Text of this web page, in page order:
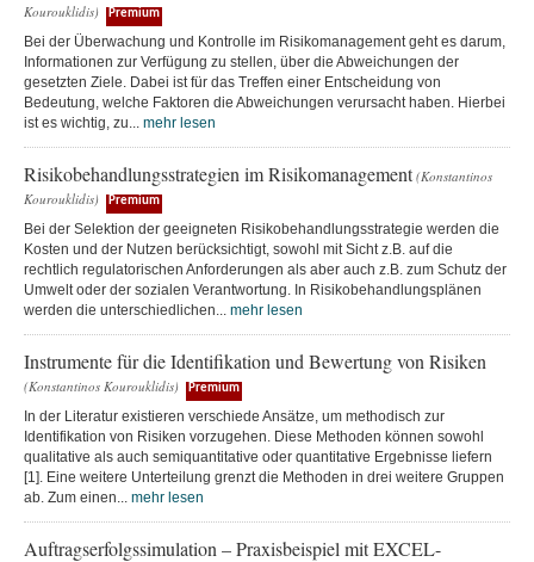
Kourouklidis)
Premium
Bei der Überwachung und Kontrolle im Risikomanagement geht es darum,
Informationen zur Verfügung zu stellen, über die Abweichungen der
gesetzten Ziele. Dabei ist für das Treffen einer Entscheidung von
Bedeutung, welche Faktoren die Abweichungen verursacht haben. Hierbei
ist es wichtig, zu... mehr lesen
Risikobehandlungsstrategien im Risikomanagement (Konstantinos
Kourouklidis)
Premium
Bei der Selektion der geeigneten Risikobehandlungsstrategie werden die
Kosten und der Nutzen berücksichtigt, sowohl mit Sicht z.B. auf die
rechtlich regulatorischen Anforderungen als aber auch z.B. zum Schutz der
Umwelt oder der sozialen Verantwortung. In Risikobehandlungsplänen
werden die unterschiedlichen... mehr lesen
Instrumente für die Identifikation und Bewertung von Risiken
(Konstantinos Kourouklidis) Premium
In der Literatur existieren verschiede Ansätze, um methodisch zur
Identifikation von Risiken vorzugehen. Diese Methoden können sowohl
qualitative als auch semiquantitative oder quantitative Ergebnisse liefern
[1]. Eine weitere Unterteilung grenzt die Methoden in drei weitere Gruppen
ab. Zum einen... mehr lesen
Auftragserfolgssimulation – Praxisbeispiel mit EXCEL-